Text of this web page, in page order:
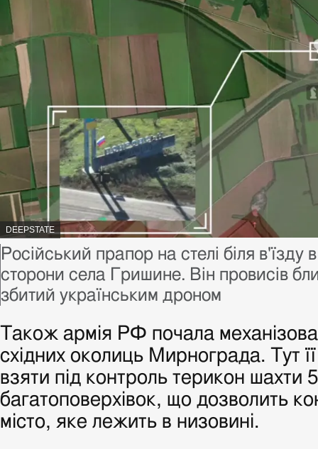
АВТОР
ФОТО,
DEEPSTATE
Підпис
до
фото,
Російський прапор на стелі біля в'їзду
сторони села Гришине. Він провисів
збитий українським дроном
Також армія РФ почала
східних околиць Мирнограда. Тут
взяти під контроль терикон шахти
багатоповерхівок, що дозволить
місто, яке лежить в низовині.